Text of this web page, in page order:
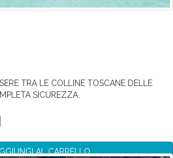
TRA LE COLLINE TOSCANE DELLE
SICUREZZA.